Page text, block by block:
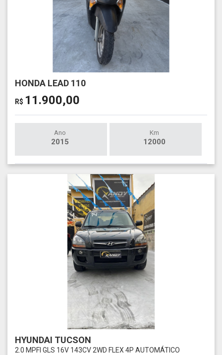
HONDA LEAD 110
R$ 11.900,00
Ano
2015
Km
12000
HYUNDAI TUCSON
2.0 MPFI GLS 16V 143CV 2WD FLEX 4P AUTOMÁTICO